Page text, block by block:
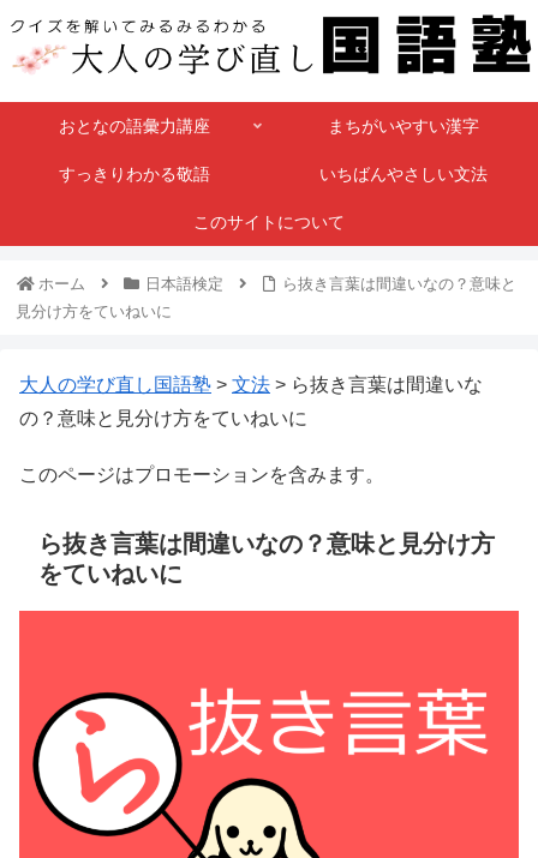
おとなの語彙力講座 まちがいやすい漢字
すっきりわかる敬語 いちばんやさしい文法
このサイトについて
ホーム 日本語検定
ら抜き言葉は間違いなの？意味と
見分け方をていねいに
大人の学び直し国語塾 > 文法 > ら抜き言葉は間違いな
の？意味と見分け方をていねいに
このページはプロモーションを含みます。
ら抜き言葉は間違いなの？意味と見分け方
をていねいに